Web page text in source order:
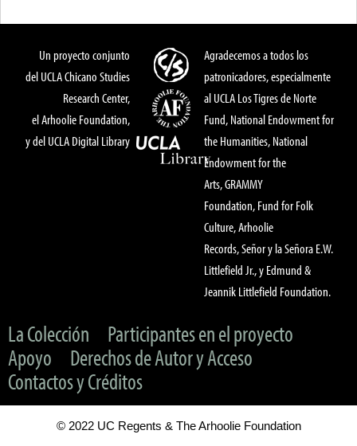
Un proyecto conjunto
del UCLA Chicano Studies
Research Center,
el Arhoolie Foundation,
y del UCLA Digital Library
Agradecemos a todos los
patronicadores, especialmente
al UCLA Los Tigres de Norte
Fund, National Endowment for
the Humanities, National
Endowment for the
Arts, GRAMMY
Foundation, Fund for Folk
Culture, Arhoolie
Records, Señor y la Señora E.W.
Littlefield Jr., y Edmund &
Jeannik Littlefield Foundation.
La Colección
Participantes en el proyecto
Apoyo
Derechos de Autor y Acceso
Contactos y Créditos
© 2022 UC Regents & The Arhoolie Foundation